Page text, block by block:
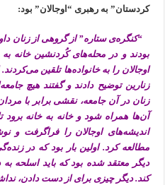
کردستان” به رهبری “اوجالان” بود:
“کنگره‌ی ستاره” از گروهی از زنان
بودند و در محله‌های کُردنشین خانه به
اوجالان را به خانواده‌ها تلقین
زنارین توضیح دادند و گفتند هیچ
زنان در آن جامعه، نقشی برابر با
آن‌ها همراه شود و خانه به خانه
اندیشه‌های اوجالان را فراگرفت و
مطالعه کرد. اولین بار بود که در
دیگر معتقد شده بود که باید اسلحه
کند. دیگر چیزی برای از دست دادن، نداشت”